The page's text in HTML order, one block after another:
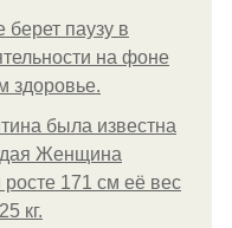
берет паузу в
на фоне
здоровье.
была известна
Женщина
171 см её вес
кг.